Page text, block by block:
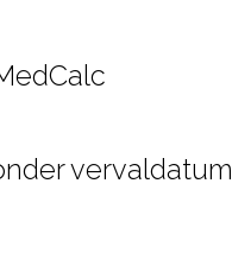
vervaldatum